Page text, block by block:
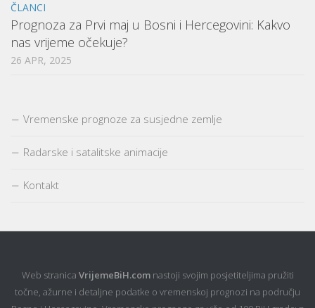
ČLANCI
Prognoza za Prvi maj u Bosni i Hercegovini: Kakvo
nas vrijeme očekuje?
26 APR, 2025
Vremenske prognoze za susjedne zemlje
Radarske i satalitske animacije
Kontakt
Web stranica VrijemeBiH.comnastoji svojim posjetiteljima pružiti
točne, ažurne i detaljne podatke o vremenskoj prognozi na području